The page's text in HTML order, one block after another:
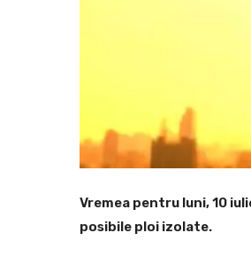
Vremea pentru luni, 10
posibile ploi izolate.